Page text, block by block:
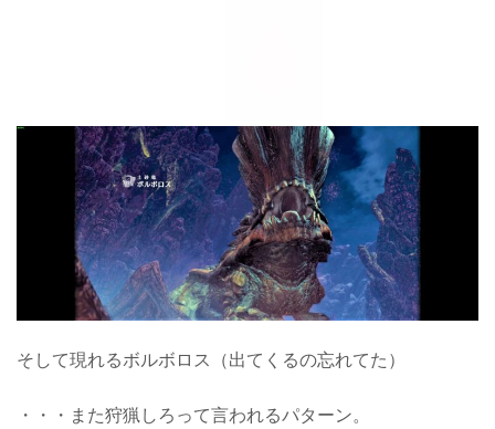
そして現れるボルボロス（出てくるの忘れてた）
・・・また狩猟しろって言われるパターン。